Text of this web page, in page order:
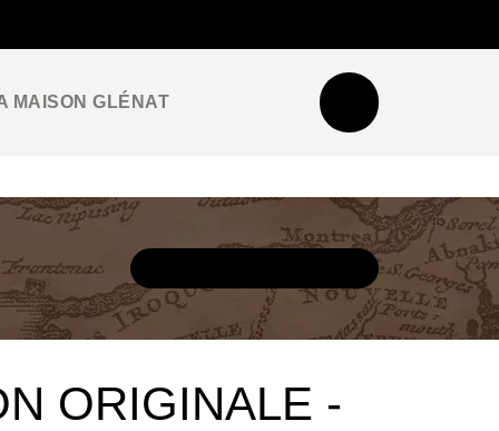
MAISON GLÉNAT
ORIGINALE -